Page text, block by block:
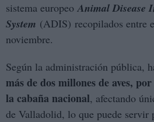
sistema europeoAnimal Disease
System (ADIS) recopilados entre
noviembre.
Según la administración pública,
más de dos millones de aves,
la cabaña nacional, afectando
de Valladolid, lo que puede servir